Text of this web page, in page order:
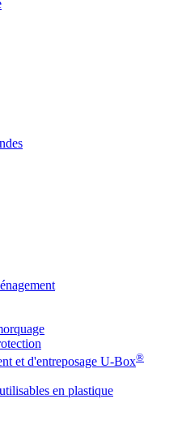
et d'entreposage U-Box®
en plastique